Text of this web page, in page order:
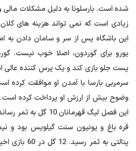
شده است. بارسلونا به دلیل مشکلات مالی
زیادی است که نمی تواند هزینه های کلان
یورو برای گوردون، اصلا خوب نیست.
پست جلو بازی کند و یک پرس کننده عالی
سرمربی بارسا با آمدن او موافقت کرده
وضوح بیش از ارزش او پرداخت کرده
قره باغ و یونیون سنت گیلویس بود و
پنالتی به